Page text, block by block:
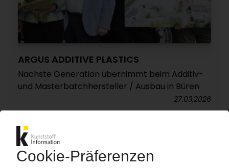
ARGUS ADDITIVE PLASTICS
Nächste Generation übernimmt beim Additiv-
und Masterbatchhersteller / Ausbau in Büren
27.03.2026